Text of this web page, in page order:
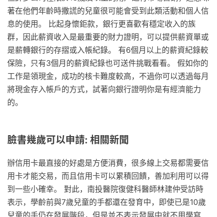
著在他們年齡時撒謊的兒童很可能會受到此類活動和個人信
息的使用。 比起身懷鉅款，銀行更喜歡有穩定收入的族
群，因此薪資收入是最重要的財力證明，可以提供薪資單或
是薪轉銀行的存摺或入帳紀錄。 有6個月以上的薪資紀錄較
保險，只有3個月的薪資紀錄也可送件挑戰看看。 假如你的
工作是領現金，成功的核卡難度較高，不過你可以透過每月
將現金存入帳戶的方式，試著向銀行證明你是有經濟能力
的。
臉書幾歲可以申請: 相關新聞
辦信用卡最直接的好處是方便消費，很多線上交易都需要信
用卡才能交易，而且信用卡可以累積回饋，善加利用可以得
到一些小確幸。 對此，南投醫院復健科醫師林建仲受訪時
表示，學齡前與7歲兒童的手都還在發育中，即使已是10歲